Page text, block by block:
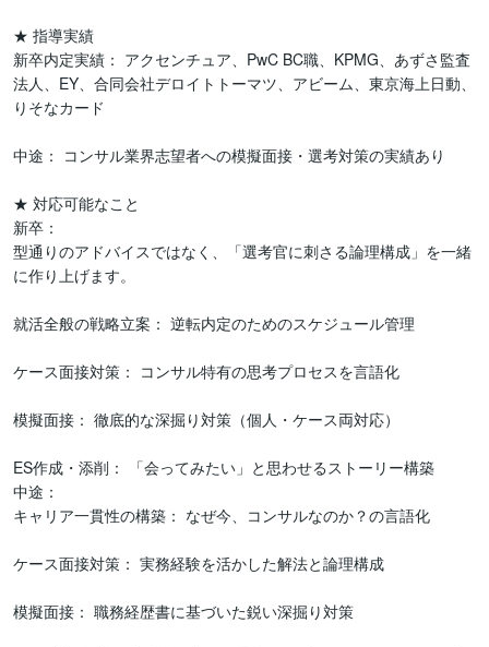
★ 指導実績
新卒内定実績： アクセンチュア、PwC BC職、KPMG、あずさ監査
法人、EY、合同会社デロイトトーマツ、アビーム、東京海上日動、
りそなカード
中途： コンサル業界志望者への模擬面接・選考対策の実績あり
★ 対応可能なこと
新卒：
型通りのアドバイスではなく、「選考官に刺さる論理構成」を一緒
に作り上げます。
就活全般の戦略立案： 逆転内定のためのスケジュール管理
ケース面接対策： コンサル特有の思考プロセスを言語化
模擬面接： 徹底的な深掘り対策（個人・ケース両対応）
ES作成・添削： 「会ってみたい」と思わせるストーリー構築
中途：
キャリア一貫性の構築： なぜ今、コンサルなのか？の言語化
ケース面接対策： 実務経験を活かした解法と論理構成
模擬面接： 職務経歴書に基づいた鋭い深掘り対策